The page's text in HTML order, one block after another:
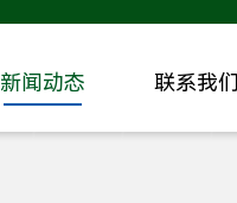
新闻动态 联系我们